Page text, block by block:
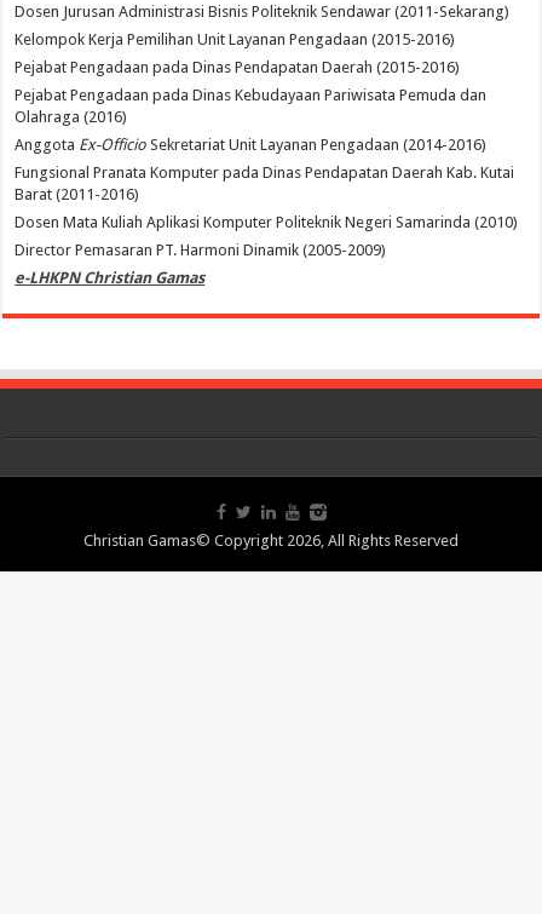
Dosen Jurusan Administrasi Bisnis Politeknik Sendawar (2011-Sekarang)
Kelompok Kerja Pemilihan Unit Layanan Pengadaan (2015-2016)
Pejabat Pengadaan pada Dinas Pendapatan Daerah (2015-2016)
Pejabat Pengadaan pada Dinas Kebudayaan Pariwisata Pemuda dan
Olahraga (2016)
Anggota Ex-Officio Sekretariat Unit Layanan Pengadaan (2014-2016)
Fungsional Pranata Komputer pada Dinas Pendapatan Daerah Kab. Kutai
Barat (2011-2016)
Dosen Mata Kuliah Aplikasi Komputer Politeknik Negeri Samarinda (2010)
Director Pemasaran PT. Harmoni Dinamik (2005-2009)
e-LHKPN Christian Gamas
Christian Gamas© Copyright 2026, All Rights Reserved